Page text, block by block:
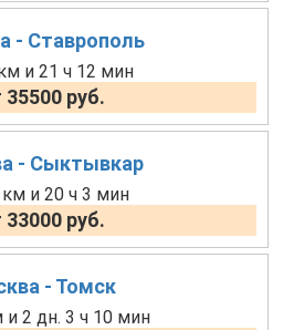
- Ставрополь
и 21 ч 12 мин
35500 руб.
- Сыктывкар
км и 20 ч 3 мин
33000 руб.
- Томск
и 2 дн. 3 ч 10 мин